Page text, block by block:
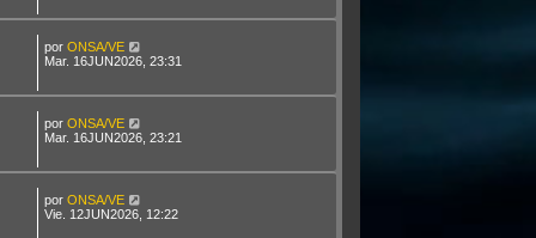
por ONSA/VE
Mar. 16JUN2026, 23:31
por ONSA/VE
Mar. 16JUN2026, 23:21
por ONSA/VE
Vie. 12JUN2026, 12:22